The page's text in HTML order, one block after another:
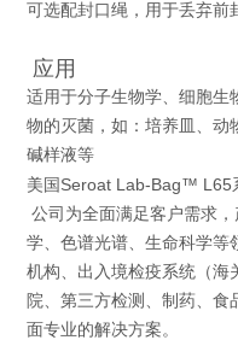
可选配封口绳，用于丢弃前
应用
适用于分子生物学、细胞生
物的灭菌，如：培养皿、动
碱样液等
美国Seroat Lab-Bag™ L65
公司为全面满足客户需求
学、色谱光谱、生命科学等
机构、出入境检疫系统（海
院、第三方检测、制药、
面专业的解决方案。